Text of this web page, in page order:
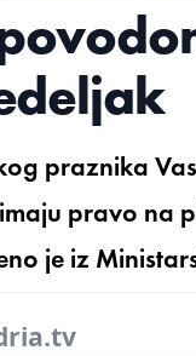
praznika
pravo
je iz